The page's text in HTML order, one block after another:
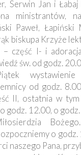
Serwin Jan i
ministrantów,
Paweł, Łapiński
biskupa Krzyże
– część I- i
św. od godz.
wystawienie
od godz.
II, ostatnia w
godz. 12.00, o
o godz.
naszego Pana,